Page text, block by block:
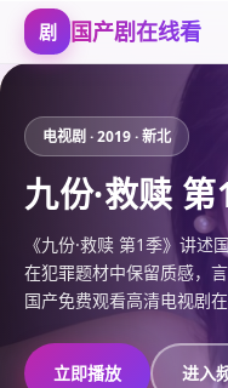
剧 国产剧在线看
国产剧在线看
电视剧 ·2019·新北
九份·救赎
《九份·救赎 第1季》讲
在犯罪题材中保留质感，
国产免费观看高清电视剧
立即播放 进入